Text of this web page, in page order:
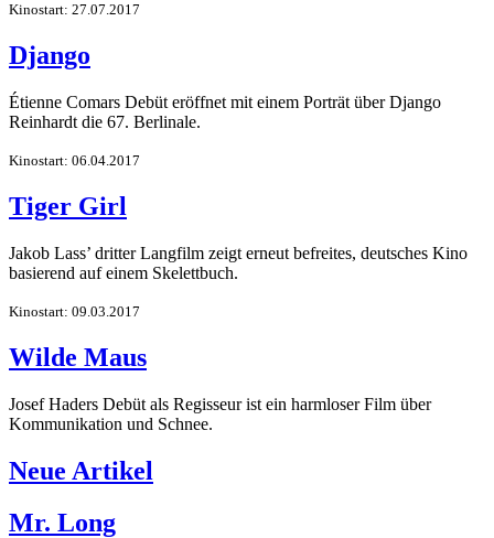
Kinostart: 27.07.2017
Django
Étienne Comars Debüt eröffnet mit einem Porträt über Django
Reinhardt die 67. Berlinale.
Kinostart: 06.04.2017
Tiger Girl
Jakob Lass’ dritter Langfilm zeigt erneut befreites, deutsches Kino
basierend auf einem Skelettbuch.
Kinostart: 09.03.2017
Wilde Maus
Josef Haders Debüt als Regisseur ist ein harmloser Film über
Kommunikation und Schnee.
Neue Artikel
Mr. Long